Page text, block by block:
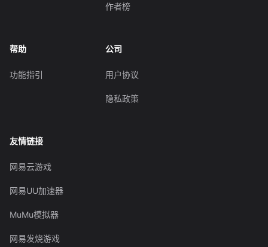
作者榜
帮助
功能指引
公司
用户协议
隐私政策
友情链接
网易云游戏
网易UU加速器
MuMu模拟器
网易发烧游戏